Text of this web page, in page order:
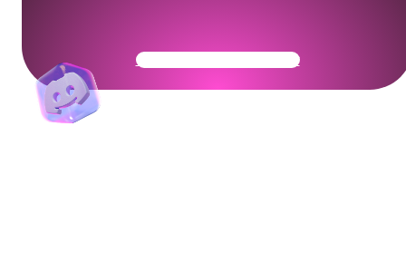
Get Your Community Ready